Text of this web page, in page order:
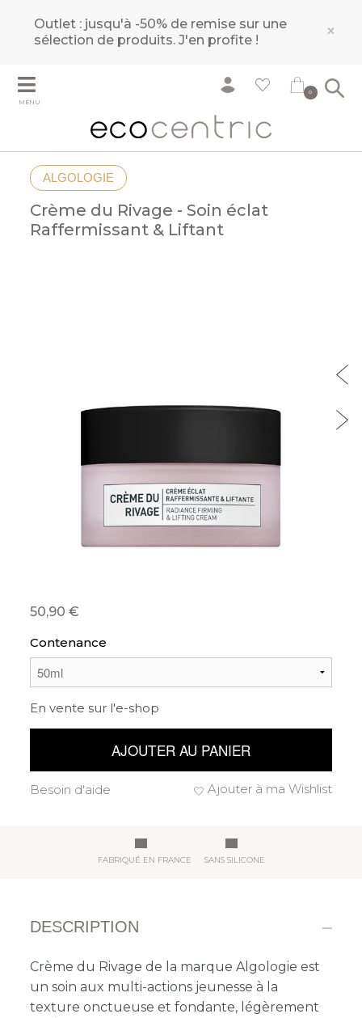
Outlet : jusqu'à -50% de remise sur une
sélection de produits.J'en profite ! ×
MENU
0
ALGOLOGIE
Crème du Rivage - Soin éclat
Raffermissant & Liftant
50,90
Contenance
En vente sur l'e-shop
AJOUTER AU PANIER
Ajouter à ma Wishlist
Besoin d'aide
FABRIQUÉ EN FRANCE SANS SILICONE
DESCRIPTION
Crème du Rivage de la marque Algologie est
unsoin aux multi-actions jeunesse à la
texture onctueuse et fondante, légèrement